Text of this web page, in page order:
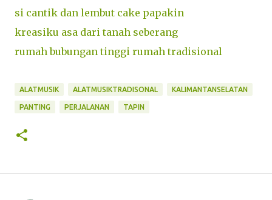
si cantik dan lembut cake papakin
kreasiku asa dari tanah seberang
rumah bubungan tinggi rumah tradisional
ALATMUSIK ALATMUSIKTRADISONAL KALIMANTANSELATAN
PANTING PERJALANAN TAPIN